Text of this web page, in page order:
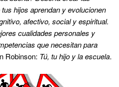
hijos aprendan y evolucionen
afectivo, social y espiritual.
cualidades personales y
que necesitan para
Robinson: Tú, tu hijo y la escuela.